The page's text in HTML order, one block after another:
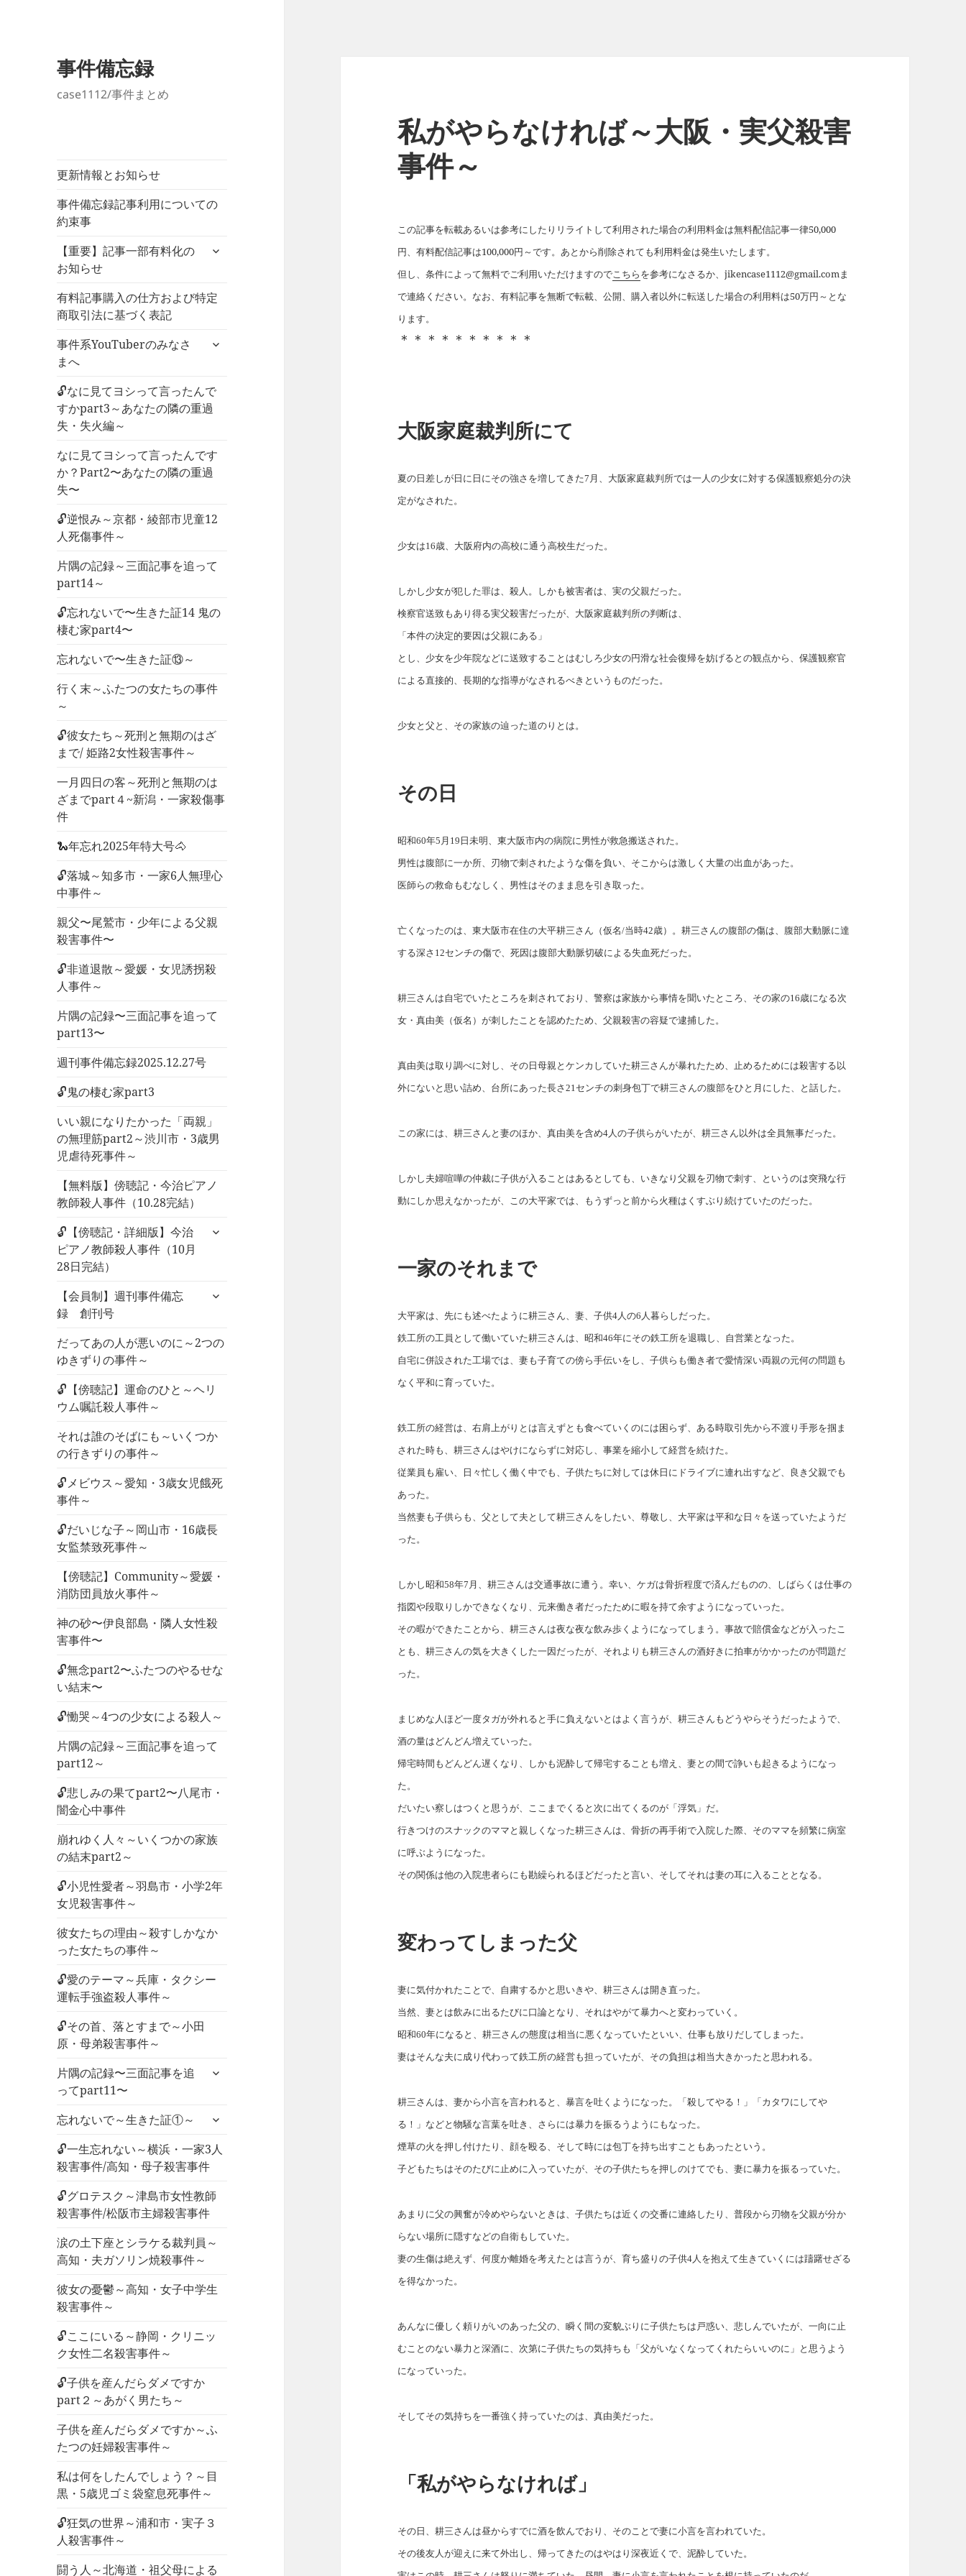
事件備忘録
case1112/事件まとめ
更新情報とお知らせ
事件備忘録記事利用についての
約束事
【重要】記事一部有料化の
お知らせ
サ
ニ
を
有料記事購入の仕方および特定
商取引法に基づく表記
事件系YouTuberのみなさ
まへ
サ
ニ
ュ
展
開
🔓なに見てヨシって言ったんで
すかpart3～あなたの隣の重過
失・失火編～
なに見てヨシって言ったんです
か？Part2〜あなたの隣の重過
失〜
🔓逆恨み～京都・綾部市児童12
人死傷事件～
片隅の記録～三面記事を追って
part14～
🔓忘れないで〜生きた証14 鬼の
棲む家part4〜
忘れないで〜生きた証⑬～
行く末～ふたつの女たちの事件
～
🔓彼女たち～死刑と無期のはざ
まで/ 姫路2女性殺害事件～
一月四日の客～死刑と無期のは
ざまでpart４~新潟・一家殺傷事
件
🐍年忘れ2025年特大号🐴
🔓落城～知多市・一家6人無理心
中事件～
親父〜尾鷲市・少年による父親
殺害事件〜
🔓非道退散～愛媛・女児誘拐殺
人事件～
片隅の記録〜三面記事を追って
part13〜
週刊事件備忘録2025.12.27号
🔓鬼の棲む家part3
いい親になりたかった「両親」
の無理筋part2～渋川市・3歳男
児虐待死事件～
【無料版】傍聴記・今治ピアノ
教師殺人事件（10.28完結）
🔓【傍聴記・詳細版】今治
ピアノ教師殺人事件（10月
28日完結）
サ
ュ
展
【会員制】週刊事件備忘
録 創刊号
サ
ニ
を
だってあの人が悪いのに～2つの
ゆきずりの事件～
🔓【傍聴記】運命のひと～ヘリ
ウム嘱託殺人事件～
それは誰のそばにも～いくつか
の行きずりの事件～
🔓メビウス～愛知・3歳女児餓死
事件～
🔓だいじな子～岡山市・16歳長
女監禁致死事件～
【傍聴記】Community～愛媛・
消防団員放火事件～
神の砂〜伊良部島・隣人女性殺
害事件〜
🔓無念part2〜ふたつのやるせな
い結末〜
🔓慟哭～4つの少女による殺人～
片隅の記録～三面記事を追って
part12～
🔓悲しみの果てpart2〜八尾市・
闇金心中事件
崩れゆく人々～いくつかの家族
の結末part2～
🔓小児性愛者～羽島市・小学2年
女児殺害事件～
彼女たちの理由～殺すしかなか
った女たちの事件～
🔓愛のテーマ～兵庫・タクシー
運転手強盗殺人事件～
🔓その首、落とすまで～小田
原・母弟殺害事件～
片隅の記録〜三面記事を追
ってpart11〜
サ
ニ
ー
を
開
忘れないで～生きた証①～
サ
メ
ニ
ー
を
開
🔓一生忘れない～横浜・一家3人
殺害事件/高知・母子殺害事件
🔓グロテスク～津島市女性教師
殺害事件/松阪市主婦殺害事件
涙の土下座とシラケる裁判員～
高知・夫ガソリン焼殺事件～
彼女の憂鬱～高知・女子中学生
殺害事件～
🔓ここにいる～静岡・クリニッ
ク女性二名殺害事件～
🔓子供を産んだらダメですか
part２～あがく男たち～
子供を産んだらダメですか～ふ
たつの妊婦殺害事件～
私は何をしたんでしょう？～目
黒・5歳児ゴミ袋窒息死事件～
🔓狂気の世界～浦和市・実子３
人殺害事件～
闘う人～北海道・祖父母による
私がやらなければ～大阪・実父殺害
事件～
この記事を転載あるいは参考にしたりリライトして利用された場合の利用料金は無料配信記事一律50,000
円、有料配信記事は100,000円～です。あとから削除されても利用料金は発生いたします。
但し、条件によって無料でご利用いただけますのでこちらを参考になさるか、jikencase1112@gmail.comま
で連絡ください。なお、有料記事を無断で転載、公開、購入者以外に転送した場合の利用料は50万円～とな
ります。
＊＊＊＊＊＊＊＊＊＊
大阪家庭裁判所にて
夏の日差しが日に日にその強さを増してきた7月、大阪家庭裁判所では一人の少女に対する保護観察処分の決
定がなされた。
少女は16歳、大阪府内の高校に通う高校生だった。
しかし少女が犯した罪は、殺人。しかも被害者は、実の父親だった。
検察官送致もあり得る実父殺害だったが、大阪家庭裁判所の判断は、
「本件の決定的要因は父親にある」
とし、少女を少年院などに送致することはむしろ少女の円滑な社会復帰を妨げるとの観点から、保護観察官
による直接的、長期的な指導がなされるべきというものだった。
少女と父と、その家族の辿った道のりとは。
その日
昭和60年5月19日未明、東大阪市内の病院に男性が救急搬送された。
男性は腹部に一か所、刃物で刺されたような傷を負い、そこからは激しく大量の出血があった。
医師らの救命もむなしく、男性はそのまま息を引き取った。
亡くなったのは、東大阪市在住の大平耕三さん（仮名/当時42歳）。耕三さんの腹部の傷は、腹部大動脈に達
する深さ12センチの傷で、死因は腹部大動脈切破による失血死だった。
耕三さんは自宅でいたところを刺されており、警察は家族から事情を聞いたところ、その家の16歳になる次
女・真由美（仮名）が刺したことを認めたため、父親殺害の容疑で逮捕した。
真由美は取り調べに対し、その日母親とケンカしていた耕三さんが暴れたため、止めるためには殺害する以
外にないと思い詰め、台所にあった長さ21センチの刺身包丁で耕三さんの腹部をひと月にした、と話した。
この家には、耕三さんと妻のほか、真由美を含め4人の子供らがいたが、耕三さん以外は全員無事だった。
しかし夫婦喧嘩の仲裁に子供が入ることはあるとしても、いきなり父親を刃物で刺す、というのは突飛な行
動にしか思えなかったが、この大平家では、もうずっと前から火種はくすぶり続けていたのだった。
一家のそれまで
大平家は、先にも述べたように耕三さん、妻、子供4人の6人暮らしだった。
鉄工所の工員として働いていた耕三さんは、昭和46年にその鉄工所を退職し、自営業となった。
自宅に併設された工場では、妻も子育ての傍ら手伝いをし、子供らも働き者で愛情深い両親の元何の問題も
なく平和に育っていた。
鉄工所の経営は、右肩上がりとは言えずとも食べていくのには困らず、ある時取引先から不渡り手形を掴ま
された時も、耕三さんはやけにならずに対応し、事業を縮小して経営を続けた。
従業員も雇い、日々忙しく働く中でも、子供たちに対しては休日にドライブに連れ出すなど、良き父親でも
あった。
当然妻も子供らも、父として夫として耕三さんをしたい、尊敬し、大平家は平和な日々を送っていたようだ
った。
しかし昭和58年7月、耕三さんは交通事故に遭う。幸い、ケガは骨折程度で済んだものの、しばらくは仕事の
指図や段取りしかできなくなり、元来働き者だったために暇を持て余すようになっていった。
その暇ができたことから、耕三さんは夜な夜な飲み歩くようになってしまう。事故で賠償金などが入ったこ
とも、耕三さんの気を大きくした一因だったが、それよりも耕三さんの酒好きに拍車がかかったのが問題だ
った。
まじめな人ほど一度タガが外れると手に負えないとはよく言うが、耕三さんもどうやらそうだったようで、
酒の量はどんどん増えていった。
帰宅時間もどんどん遅くなり、しかも泥酔して帰宅することも増え、妻との間で諍いも起きるようになっ
た。
だいたい察しはつくと思うが、ここまでくると次に出てくるのが「浮気」だ。
行きつけのスナックのママと親しくなった耕三さんは、骨折の再手術で入院した際、そのママを頻繁に病室
に呼ぶようになった。
その関係は他の入院患者らにも勘繰られるほどだったと言い、そしてそれは妻の耳に入ることとなる。
変わってしまった父
妻に気付かれたことで、自粛するかと思いきや、耕三さんは開き直った。
当然、妻とは飲みに出るたびに口論となり、それはやがて暴力へと変わっていく。
昭和60年になると、耕三さんの態度は相当に悪くなっていたといい、仕事も放りだしてしまった。
妻はそんな夫に成り代わって鉄工所の経営も担っていたが、その負担は相当大きかったと思われる。
耕三さんは、妻から小言を言われると、暴言を吐くようになった。「殺してやる！」「カタワにしてや
る！」などと物騒な言葉を吐き、さらには暴力を振るうようにもなった。
煙草の火を押し付けたり、顔を殴る、そして時には包丁を持ち出すこともあったという。
子どもたちはそのたびに止めに入っていたが、その子供たちを押しのけてでも、妻に暴力を振るっていた。
あまりに父の興奮が冷めやらないときは、子供たちは近くの交番に連絡したり、普段から刃物を父親が分か
らない場所に隠すなどの自衛もしていた。
妻の生傷は絶えず、何度か離婚を考えたとは言うが、育ち盛りの子供4人を抱えて生きていくには躊躇せざる
を得なかった。
あんなに優しく頼りがいのあった父の、瞬く間の変貌ぶりに子供たちは戸惑い、悲しんでいたが、一向に止
むことのない暴力と深酒に、次第に子供たちの気持ちも「父がいなくなってくれたらいいのに」と思うよう
になっていった。
そしてその気持ちを一番強く持っていたのは、真由美だった。
「私がやらなければ」
その日、耕三さんは昼からすでに酒を飲んでおり、そのことで妻に小言を言われていた。
その後友人が迎えに来て外出し、帰ってきたのはやはり深夜近くで、泥酔していた。